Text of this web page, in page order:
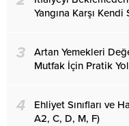
Yangına Karşı
3
Artan Yemekleri
Mutfak İçin Pratik
4
Ehliyet Sınıfları ve
A2, C, D, M, F)